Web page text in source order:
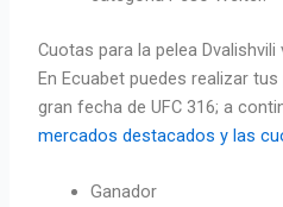
Cuotas para la pelea Dvalishvili
En Ecuabet puedes realizar
gran fecha de UFC 316; a
mercados destacados y las
Ganador